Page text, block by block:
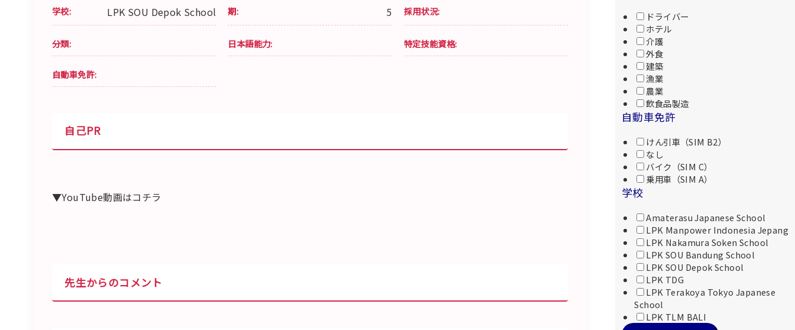
学校: LPK SOU Depok School 期: 5 採用状況:
分類: 日本語能力: 特定技能資格:
自動車免許:
自己PR
▼YouTube動画はコチラ
先生からのコメント
ドライバー
ホテル
介護
外食
建築
漁業
農業
飲食品製造
自動車免許
けん引車（SIM B2）
なし
バイク（SIM C）
乗用車（SIM A）
学校
Amaterasu Japanese School
LPK Manpower Indonesia Jepang
LPK Nakamura Soken School
LPK SOU Bandung School
LPK SOU Depok School
LPK TDG
LPK Terakoya Tokyo Japanese
School
LPK TLM BALI